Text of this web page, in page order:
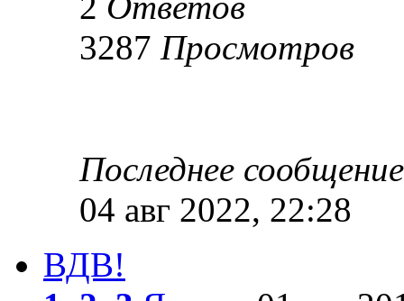
3287 Просмотров
Последнее
04 авг 2022, 22:28
ВДВ!